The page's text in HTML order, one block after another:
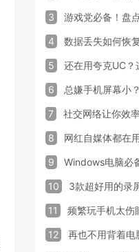
3 游戏党必备！盘
4 数据丢失如何恢
5 还在用夸克UC？
6 总嫌手机屏幕小
7 社交网络让你效
8 网红自媒体都在
9 Windows电脑必
10 3款超好用的录
11 频繁玩手机太伤
12 再也不用背着电